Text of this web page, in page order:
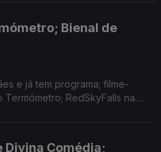
Bienal de
e já tem programa; filme-
RedSkyFalls na
Divina Comédia;